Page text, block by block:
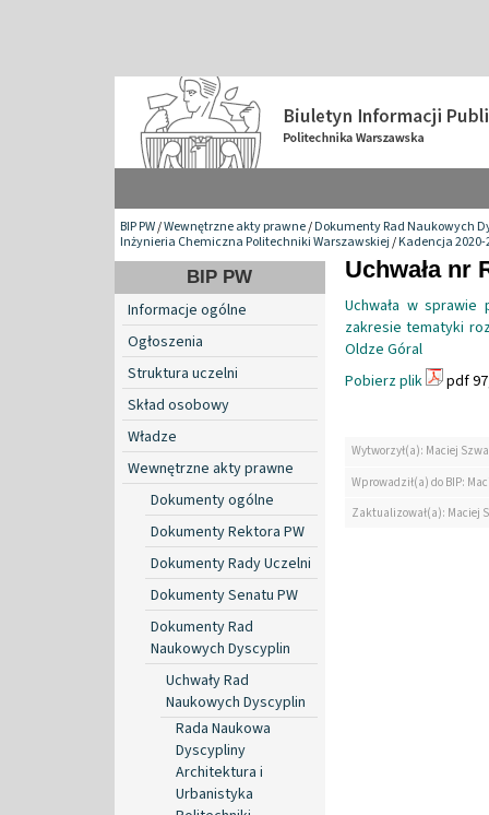
BIP PW/Wewnętrzne akty prawne/Dokumenty Rad Naukowych
Inżynieria Chemiczna Politechniki Warszawskiej/Kadencja 2020-
BIP PW
Informacje ogólne
Ogłoszenia
Struktura uczelni
Skład osobowy
Władze
Wewnętrzne akty prawne
Dokumenty ogólne
Dokumenty Rektora PW
Dokumenty Rady Uczelni
Dokumenty Senatu PW
Dokumenty Rad
Naukowych Dyscyplin
Uchwały Rad
Naukowych Dyscyplin
Rada Naukowa
Dyscypliny
Architektura i
Urbanistyka
Uchwała nr
Uchwała w
zakresie tematyki
Oldze Góral
Pobierz plik
pdf
Wytworzył(a): Maciej
Wprowadził(a) do BIP:
Zaktualizował(a): Maciej